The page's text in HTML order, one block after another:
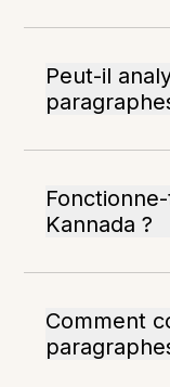
Peut-il
Kannada ?
Comment